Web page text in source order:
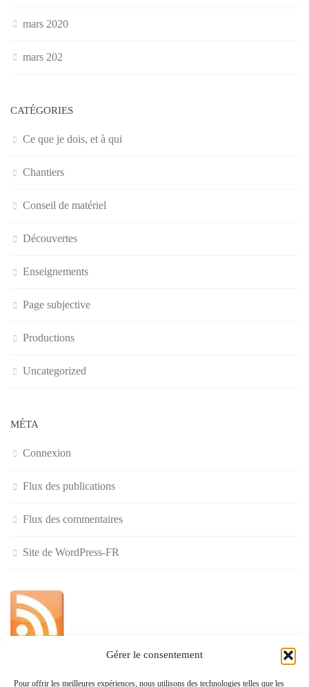
Gérer le consentement
Pour offrir les meilleures expériences, nous utilisons des technologies telles que les
mars 2020
mars 202
CATÉGORIES
Ce que je dois, et à qui
Chantiers
Conseil de matériel
Découvertes
Enseignements
Page subjective
Productions
Uncategorized
MÉTA
Connexion
Flux des publications
Flux des commentaires
Site de WordPress-FR
»